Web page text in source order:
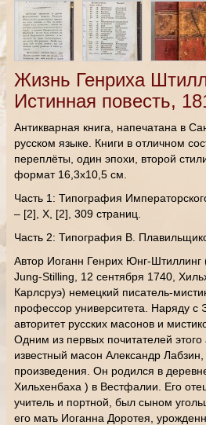
Жизнь Генриха
Истинная повесть,
Антикварная книга, напечатана в
русском языке. Книги в отличном
переплёты, один эпохи, второй
формат 16,3х10,5 см.
Часть 1: Типография
– [2], X, [2], 309 страниц.
Часть 2: Типография В.
Автор Иоганн Генрих Юнг-
Jung-Stilling, 12 сентября 1740,
Карлсруэ) немецкий писатель-
профессор университета. Наряду с
авторитет русских масонов и
Одним из первых почитателей этого
известный масон Александр
произведения. Он родился в
Хильхенбаха ) в Вестфалии. Его
учитель и портной, был сыном
его мать Иоганна Доротея,